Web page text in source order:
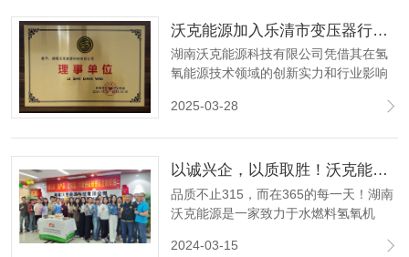
‌沃克能源加入乐清市变压器行业协会并荣任理事单位‌
湖南沃克能源科技有限公司凭借其在氢
氧能源技术领域的创新实力和行业影响
并荣任理事单位。标志着沃克能源在变
作、推动技术创新注入新动力。
2025-03-28
以诚兴企，以质取胜！沃克能源水燃料氢氧机 品质不止315！
品质不止315，而在365的每一天！湖南
沃克能源是一家致力于水燃料氢氧机
业、科技型中小企业、创新型中小企
2024-03-15